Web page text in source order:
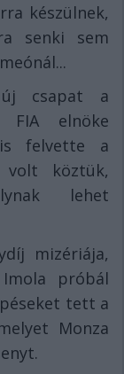
készülnek,
senki sem
csapat a
FIA elnöke
felvette a
volt köztük,
lehet
mizériája,
próbál
tett a
Monza